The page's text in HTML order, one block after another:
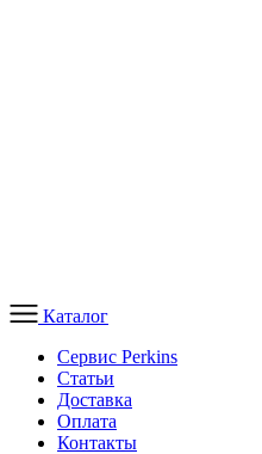
Каталог
Сервис Perkins
Статьи
Доставка
Оплата
Контакты